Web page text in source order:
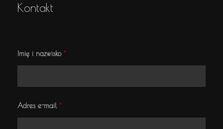
Kontakt
Imię i nazwisko *
Adres e-mail *